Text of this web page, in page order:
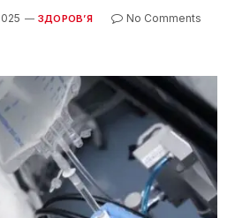
ЗДОРОВ’Я
No Comments